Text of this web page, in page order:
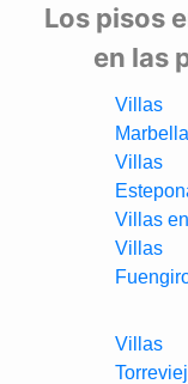
Los pisos
en las
Villas
Marbella
Villas
Villas
Villas
Villas